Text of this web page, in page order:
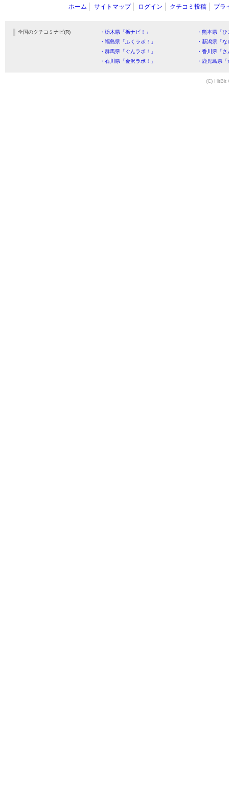
ホーム サイトマップ ログイン クチコミ投稿 プラ
全国のクチコミナビ(R) ・栃木県「栃ナビ！」
・熊本県「
・福島県「ふくラボ！」
・新潟県「
・群馬県「ぐんラボ！」
・香川県「
・石川県「金沢ラボ！」
・鹿児島県
(C) HitBit